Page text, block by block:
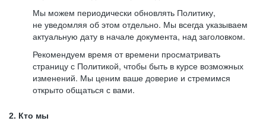
Мы можем периодически обновлять Политику,
не уведомляя об этом отдельно. Мы всегда указываем
актуальную дату в начале документа, над заголовком.
Рекомендуем время от времени просматривать
страницу с Политикой, чтобы быть в курсе возможных
изменений. Мы ценим ваше доверие и стремимся
открыто общаться с вами.
2. Кто мы